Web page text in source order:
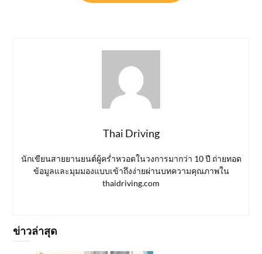
Thai Driving
นักเขียนสายยานยนต์ผู้คร่ำหวอดในวงการมากว่า 10 ปี ถ่ายทอด
ข้อมูลและมุมมองแบบเข้าถึงง่ายผ่านบทความคุณภาพใน
thaidriving.com
ข่าวล่าสุด